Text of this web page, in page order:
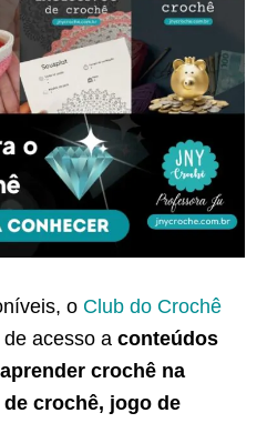
o Club do Crochê
acesso a conteúdos
aprender crochê na
de crochê, jogo de